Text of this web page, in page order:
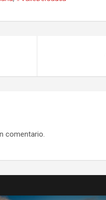
comentario.